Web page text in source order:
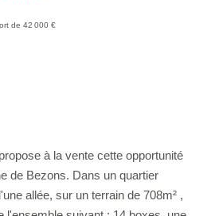
Contacter
de 42 000 €
à la vente cette opportunité
de Bezons. Dans un quartier
allée, sur un terrain de 708m² ,